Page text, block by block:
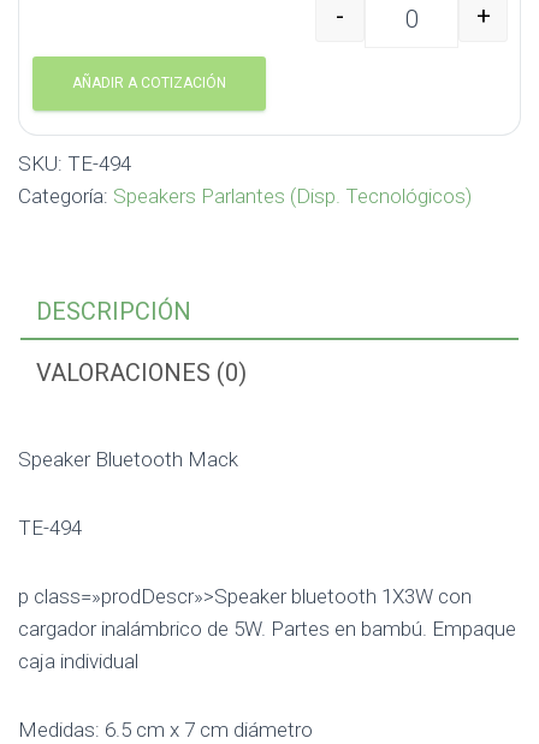
Speaker Bluetooth
- +
AÑADIR A COTIZACIÓN
SKU: TE-494
Categoría: Speakers Parlantes (Disp. Tecnológicos)
DESCRIPCIÓN
VALORACIONES (0)
Speaker Bluetooth Mack
TE-494
p class=»prodDescr»>Speaker bluetooth 1X3W con
cargador inalámbrico de 5W. Partes en bambú. Empaque
caja individual
Medidas: 6.5 cm x 7 cm diámetro